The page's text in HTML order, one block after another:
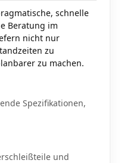
schnelle
Beratung im
nicht nur
zu
zu machen.
Spezifikationen,
und